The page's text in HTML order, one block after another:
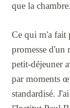
que la chambre.
Ce qui m'a fait
promesse d'un
petit-déjeuner
par moments
standardisé.